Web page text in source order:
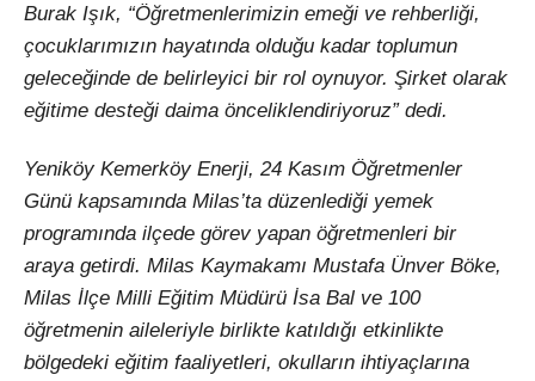
Burak Işık, “Öğretmenlerimizin emeği ve rehberliği,
çocuklarımızın hayatında olduğu kadar toplumun
geleceğinde de belirleyici bir rol oynuyor. Şirket olarak
eğitime desteği daima önceliklendiriyoruz” dedi.
Yeniköy Kemerköy Enerji, 24 Kasım Öğretmenler
Günü kapsamında Milas’ta düzenlediği yemek
programında ilçede görev yapan öğretmenleri bir
araya getirdi. Milas Kaymakamı Mustafa Ünver Böke,
Milas İlçe Milli Eğitim Müdürü İsa Bal ve 100
öğretmenin aileleriyle birlikte katıldığı etkinlikte
bölgedeki eğitim faaliyetleri, okulların ihtiyaçlarına